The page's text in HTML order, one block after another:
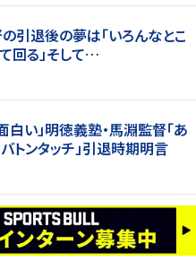
引退後の夢は「いろんなとこ
回る」そして…
白い」明徳義塾・馬淵監督「あ
トンタッチ」引退時期明言